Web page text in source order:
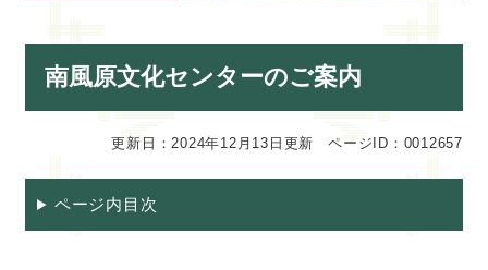
南風原文化センターのご案内
更新日：2024年12月13日更新 ページID：0012657
ページ内目次